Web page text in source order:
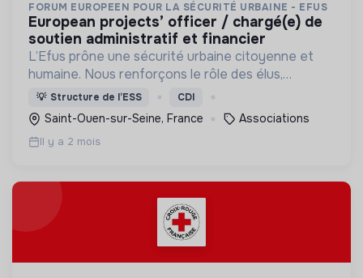
FORUM EUROPEEN POUR LA SÉCURITÉ URBAINE - EFUS
european projects’ officer / chargé(e) de
soutien administratif et financier
L’Efus prône une sécurité urbaine citoyenne et
humaine. Nous renforçons le rôle des élus,
défendons les droits fondamentaux et misons sur
la prévention pour une cohésion sociale durable.
💡 Structure de l’ESS CDI
Saint-Ouen-sur-Seine, France Associations
Il y a 2 mois